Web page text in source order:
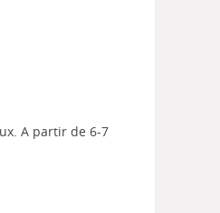
A partir de 6-7